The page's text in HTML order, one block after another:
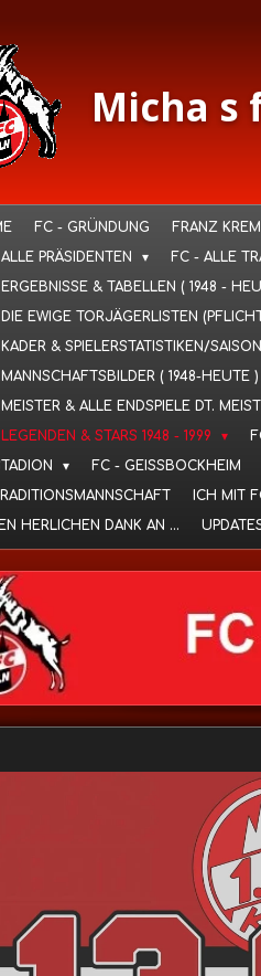
Micha s
FC - GRÜNDUNG FRANZ
PRÄSIDENTEN
FC - ALLE
& TABELLEN ( 1948 -
EWIGE TORJÄGERLISTEN
& SPIELERSTATISTIKEN/
( 1948-HEUTE )
& ALLE ENDSPIELE DT.
& STARS 1948 - 1999
FC - GEISSBOCKHEIM
ICH MIT
HERLICHEN DANK AN ...